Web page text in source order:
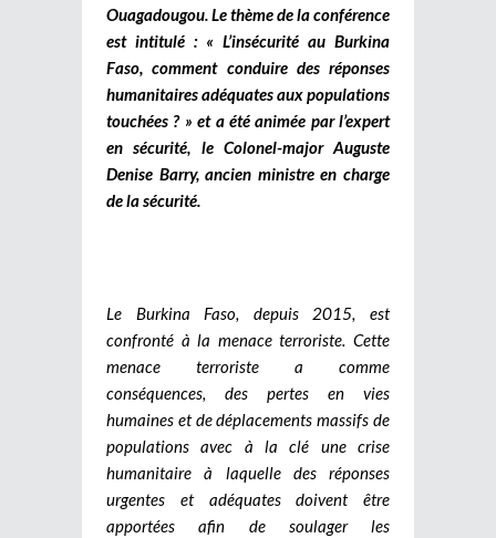
Ouagadougou. Le thème de la conférence
est intitulé : « L’insécurité au Burkina
Faso, comment conduire des réponses
humanitaires adéquates aux populations
touchées ? » et a été animée par l’expert
en sécurité, le Colonel-major Auguste
Denise Barry, ancien ministre en charge
de la sécurité.
Le Burkina Faso, depuis 2015, est
confronté à la menace terroriste. Cette
menace terroriste a comme
conséquences, des pertes en vies
humaines et de déplacements massifs de
populations avec à la clé une crise
humanitaire à laquelle des réponses
urgentes et adéquates doivent être
apportées afin de soulager les